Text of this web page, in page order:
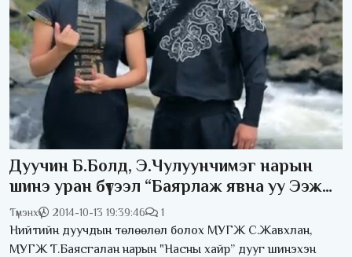
Дуучин Б.Болд, Э.Чулуунчимэг нарын
шинэ уран бүтээл “Баярлаж явна уу Ээж
ээ”
Түмэнхүү 2014-10-13 19:39:46 1
Нийтийн дуучдын төлөөлөл болох МУГЖ С.Жавхлан,
МУГЖ Т.Баясгалан нарын "Насны хайр” дууг шинэхэн